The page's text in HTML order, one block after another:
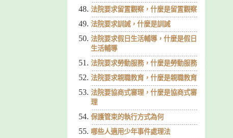
法院要求留置觀察，什麼是留置觀察
法院要求訓誡，什麼是訓誡
法院要求假日生活輔導，什麼是假日
生活輔導
法院要求勞動服務，什麼是勞動服務
法院要求親職教育，什麼是親職教育
法院要協商式審理，什麼是協商式審
理
保護管束的執行方式為何
哪些人適用少年事件處理法